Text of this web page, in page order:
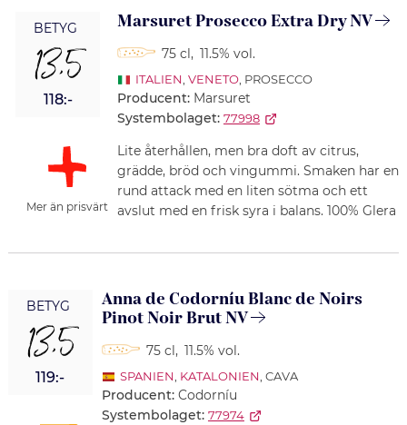
BETYG
13,5
118:-
Mer än prisvärt
Marsuret Prosecco Extra Dry NV
75 cl, 11.5% vol.
ITALIEN VENETO, PROSECCO
Producent: Marsuret
Systembolaget: 77998
Lite återhållen, men bra doft av citrus,
grädde, bröd och vingummi. Smaken har en
rund attack med en liten sötma och ett
avslut med en frisk syra i balans. 100% Glera
BETYG
13,5
119:-
Anna de Codorníu Blanc de Noirs
Pinot Noir Brut NV
75 cl, 11.5% vol.
SPANIEN KATALONIEN , CAVA
Producent: Codorníu
Systembolaget: 77974